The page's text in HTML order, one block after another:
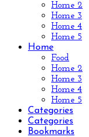
Home 2
Home 3
Home 4
Home 5
Home
Food
Home 2
Home 3
Home 4
Home 5
Categories
Categories
Bookmarks